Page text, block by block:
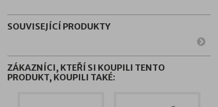
SOUVISEJÍCÍ PRODUKTY
ZÁKAZNÍCI, KTEŘÍ SI KOUPILI TENTO
PRODUKT, KOUPILI TAKÉ: